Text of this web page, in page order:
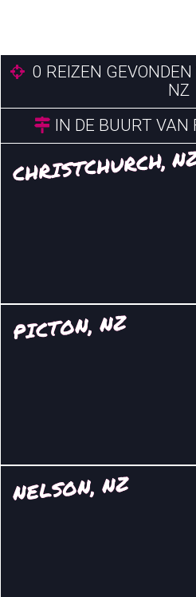
0 REIZEN
NZ
IN DE BUURT VAN
CHRISTCHURCH,
PICTON, NZ
NELSON, NZ